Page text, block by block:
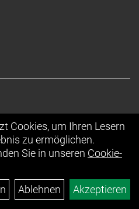
Cookies, um Ihren Lesern
zu ermöglichen.
Sie in unseren Cookie-
Ablehnen Akzeptieren